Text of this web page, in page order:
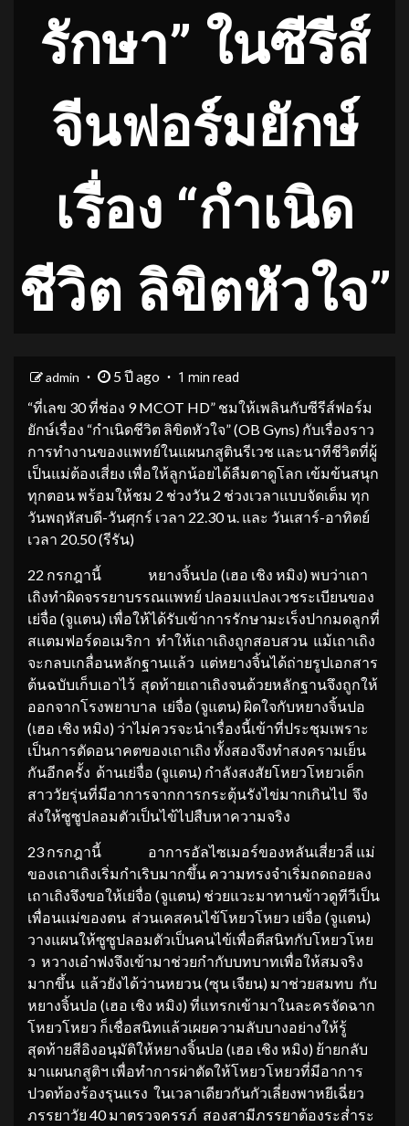
รักษา” ในซีรีส์
จีนฟอร์มยักษ์
เรื่อง “กำเนิด
ชีวิต ลิขิตหัวใจ”
admin 5 ปี ago 1 min read
“ที่เลข 30 ที่ช่อง 9 MCOT HD” ชมให้เพลินกับซีรีส์ฟอร์ม
ยักษ์เรื่อง “กำเนิดชีวิต ลิขิตหัวใจ” (OB Gyns) กับเรื่องราว
การทำงานของแพทย์ในแผนกสูตินรีเวช และนาทีชีวิตที่ผู้
เป็นแม่ต้องเสี่ยง เพื่อให้ลูกน้อยได้ลืมตาดูโลก เข้มข้นสนุก
ทุกตอน พร้อมให้ชม 2 ช่วงวัน 2 ช่วงเวลาแบบจัดเต็ม ทุก
วันพฤหัสบดี-วันศุกร์ เวลา 22.30 น. และ วันเสาร์-อาทิตย์
เวลา 20.50 (รีรัน)
22 กรกฎานี้ หยางจิ้นปอ (เฮอ เชิง หมิง) พบว่าเถา
เถิงทำผิดจรรยาบรรณแพทย์ ปลอมแปลงเวชระเบียนของ
เย่จื่อ (จูแตน) เพื่อให้ได้รับเข้าการรักษามะเร็งปากมดลูกที่
สแตมฟอร์ดอเมริกา ทำให้เถาเถิงถูกสอบสวน แม้เถาเถิง
จะกลบเกลื่อนหลักฐานแล้ว แต่หยางจิ้นได้ถ่ายรูปเอกสาร
ต้นฉบับเก็บเอาไว้ สุดท้ายเถาเถิงจนด้วยหลักฐานจึงถูกให้
ออกจากโรงพยาบาล เย่จื่อ (จูแตน) ผิดใจกับหยางจิ้นปอ
(เฮอ เชิง หมิง) ว่าไม่ควรจะนำเรื่องนี้เข้าที่ประชุมเพราะ
เป็นการตัดอนาคตของเถาเถิง ทั้งสองจึงทำสงครามเย็น
กันอีกครั้ง ด้านเย่จื่อ (จูแตน) กำลังสงสัยโหยวโหยวเด็ก
สาววัยรุ่นที่มีอาการจากการกระตุ้นรังไข่มากเกินไป จึง
ส่งให้ซูซูปลอมตัวเป็นไข้ไปสืบหาความจริง
23 กรกฎานี้ อาการอัลไซเมอร์ของหลันเสี่ยวลี่ แม่
ของเถาเถิงเริ่มกำเริบมากขึ้น ความทรงจำเริ่มถดถอยลง
เถาเถิงจึงขอให้เย่จื่อ (จูแตน) ช่วยแวะมาทานข้าวดูทีวีเป็น
เพื่อนแม่ของตน ส่วนเคสคนไข้โหยวโหยว เย่จื่อ (จูแตน)
วางแผนให้ซูซูปลอมตัวเป็นคนไข้เพื่อตีสนิทกับโหยวโหย
ว หวางเอ๋าฟงจึงเข้ามาช่วยกำกับบทบาทเพื่อให้สมจริง
มากขึ้น แล้วยังได้ว่านหยวน (ซุน เจียน) มาช่วยสมทบ กับ
หยางจิ้นปอ (เฮอ เชิง หมิง) ที่แทรกเข้ามาในละครจัดฉาก
โหยวโหยว ก็เชื่อสนิทแล้วเผยความลับบางอย่างให้รู้
สุดท้ายสีอิงอนุมัติให้หยางจิ้นปอ (เฮอ เชิง หมิง) ย้ายกลับ
มาแผนกสูติฯ เพื่อทำการผ่าตัดให้โหยวโหยวที่มีอาการ
ปวดท้องร้องรุนแรง ในเวลาเดียวกันกัวเลี่ยงพาหยีเฉี่ยว
ภรรยาวัย 40 มาตรวจครรภ์ สองสามีภรรยาต้องระส่ำระ